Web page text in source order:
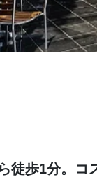
徒歩1分。コ